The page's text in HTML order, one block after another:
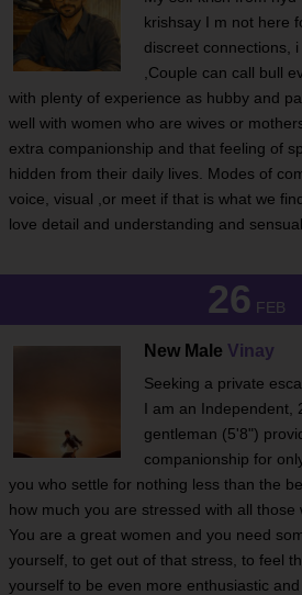
krishsay I m not here
discreet connections,
,Couple can call bull
with plenty of experience as hubby and
well with women who are wives or
extra companionship and that feeling of
hidden from their daily lives. Modes of
voice, visual ,or meet if that is what we
love detail and understanding and
26 FEB
New Male Vinay
Seeking a private
I am an Independent,
gentleman (5'8")
companionship for
you who settle for nothing less than the
how much you are stressed with all those
You are a great women and you need
yourself, to get out of that stress, to feel
yourself to be even more enthusiastic